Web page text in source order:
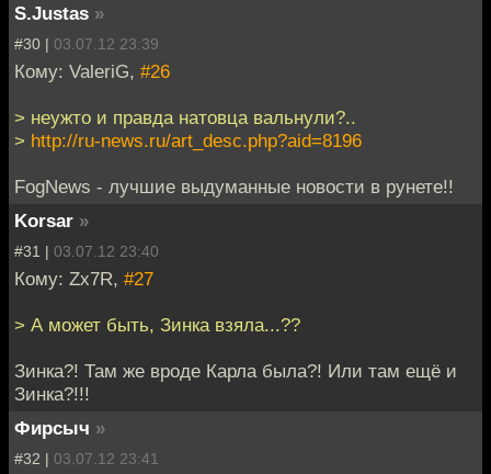
S.Justas »
#30 | 03.07.12 23:39
Кому: ValeriG, #26
> неужто и правда натовца вальнули?..
> http://ru-news.ru/art_desc.php?aid=8196
FogNews - лучшие выдуманные новости в рунете!!
Korsar »
#31 | 03.07.12 23:40
Кому: Zx7R, #27
> А может быть, Зинка взяла...??
Зинка?! Там же вроде Карла была?! Или там ещё и
Зинка?!!!
Фирсыч »
#32 | 03.07.12 23:41